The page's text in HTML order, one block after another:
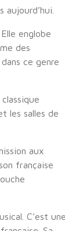
englobe
des
ce genre
les salles de
aux
française
C’est une